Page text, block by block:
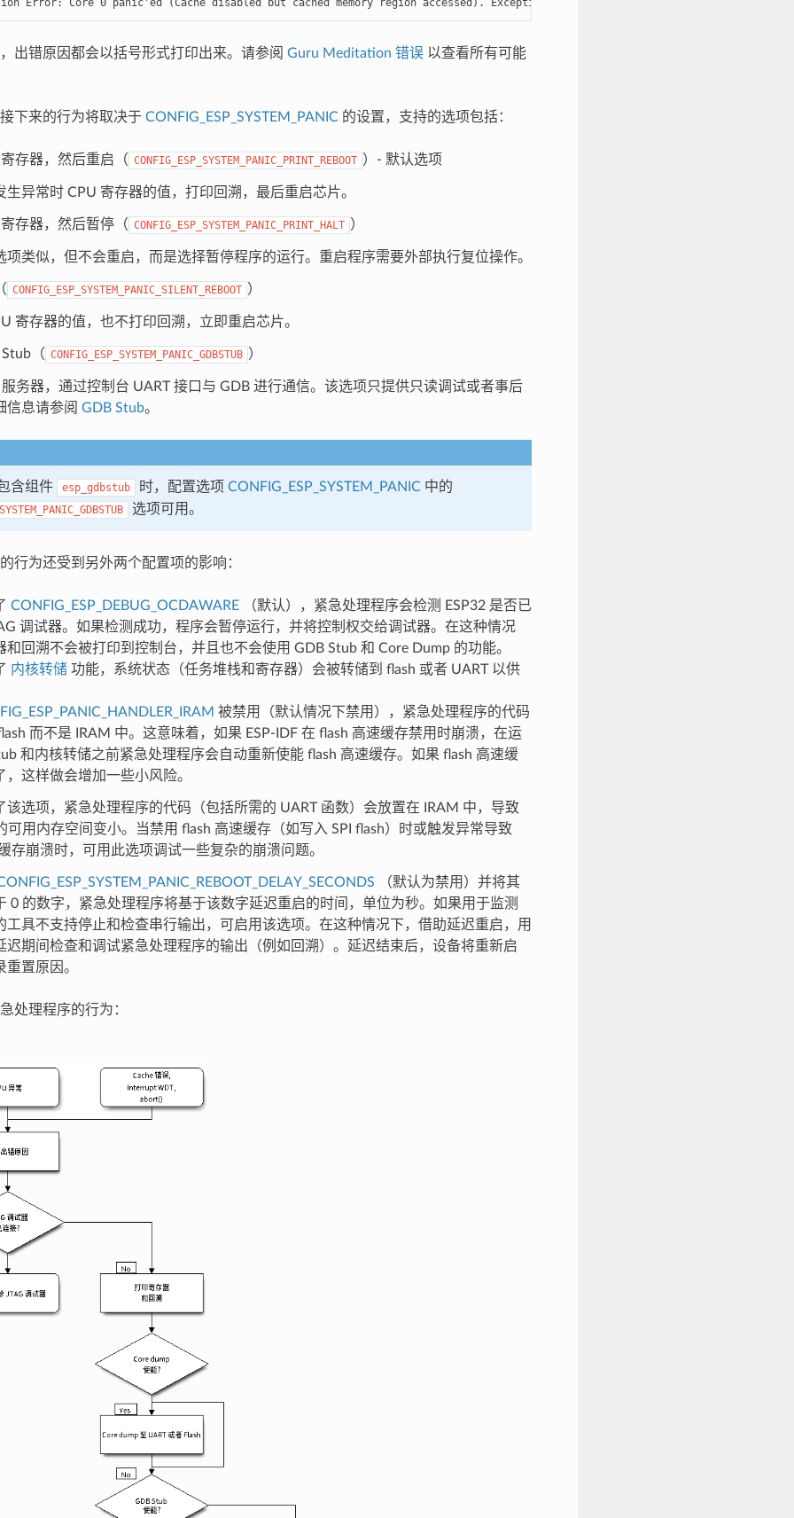
Error: Core 0 panic'ed (Cache disabled but cached memory region accessed). Exception was unhandled.
出错原因都会以括号形式打印出来。请参阅 Guru Meditation 错误以查看所有可能
下来的行为将取决于 CONFIG_ESP_SYSTEM_PANIC的设置，支持的选项包括：
存器，然后重启（ CONFIG_ESP_SYSTEM_PANIC_PRINT_REBOOT ）- 默认选项
生异常时 CPU 寄存器的值，打印回溯，最后重启芯片。
存器，然后暂停（ CONFIG_ESP_SYSTEM_PANIC_PRINT_HALT ）
项类似，但不会重启，而是选择暂停程序的运行。重启程序需要外部执行复位操作。
CONFIG_ESP_SYSTEM_PANIC_SILENT_REBOOT ）
寄存器的值，也不打印回溯，立即重启芯片。
（ CONFIG_ESP_SYSTEM_PANIC_GDBSTUB ）
务器，通过控制台 UART 接口与 GDB 进行通信。该选项只提供只读调试或者事后
信息请参阅 GDB Stub。
含组件 esp_gdbstub 时，配置选项 CONFIG_ESP_SYSTEM_PANIC中的
选项可用。
行为还受到另外两个配置项的影响：
CONFIG_ESP_DEBUG_OCDAWARE（默认），紧急处理程序会检测 ESP32 是否已
调试器。如果检测成功，程序会暂停运行，并将控制权交给调试器。在这种情况
和回溯不会被打印到控制台，并且也不会使用 GDB Stub 和 Core Dump 的功能。
内核转储功能，系统状态（任务堆栈和寄存器）会被转储到 flash 或者 UART 以供
被禁用（默认情况下禁用），紧急处理程序的代码
而不是 IRAM 中。这意味着，如果 ESP-IDF 在 flash 高速缓存禁用时崩溃，在运
和内核转储之前紧急处理程序会自动重新使能 flash 高速缓存。如果 flash 高速缓
，这样做会增加一些小风险。
该选项，紧急处理程序的代码（包括所需的 UART 函数）会放置在 IRAM 中，导致
可用内存空间变小。当禁用 flash 高速缓存（如写入 SPI flash）时或触发异常导致
存崩溃时，可用此选项调试一些复杂的崩溃问题。
（默认为禁用）并将其
0 的数字，紧急处理程序将基于该数字延迟重启的时间，单位为秒。如果用于监测
工具不支持停止和检查串行输出，可启用该选项。在这种情况下，借助延迟重启，用
迟期间检查和调试紧急处理程序的输出（例如回溯）。延迟结束后，设备将重新启
置原因。
处理程序的行为：